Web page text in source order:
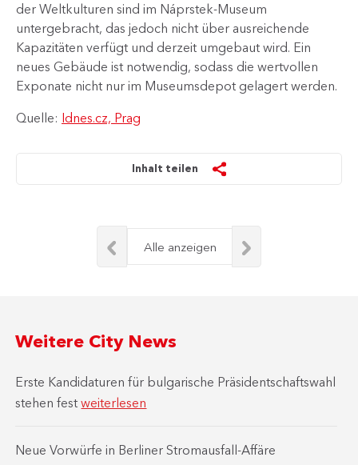
der Weltkulturen sind im Náprstek-Museum
untergebracht, das jedoch nicht über ausreichende
Kapazitäten verfügt und derzeit umgebaut wird. Ein
neues Gebäude ist notwendig, sodass die wertvollen
Exponate nicht nur im Museumsdepot gelagert werden.​
Quelle: Idnes.cz, Prag
Inhalt teilen
Alle anzeigen
Weitere City News
Erste Kandidaturen für bulgarische Präsidentschaftswahl
stehen festweiterlesen
Neue Vorwürfe in Berliner Stromausfall-Affäre